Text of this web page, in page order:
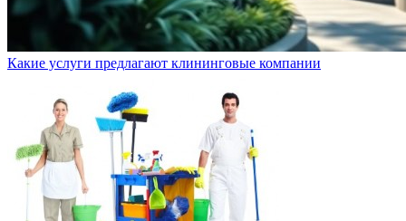
Какие услуги предлагают клининговые компании